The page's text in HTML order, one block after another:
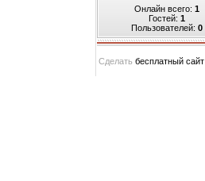
Онлайн всего: 1
Гостей: 1
Пользователей: 0
Сделать бесплатный сайт